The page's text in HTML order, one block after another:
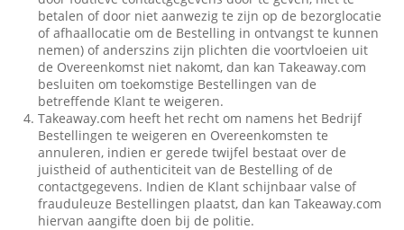
betalen of door niet aanwezig te zijn op de bezorglocatie
of afhaallocatie om de Bestelling in ontvangst te kunnen
nemen) of anderszins zijn plichten die voortvloeien uit
de Overeenkomst niet nakomt, dan kan Takeaway.com
besluiten om toekomstige Bestellingen van de
betreffende Klant te weigeren.
Takeaway.com heeft het recht om namens het Bedrijf
Bestellingen te weigeren en Overeenkomsten te
annuleren, indien er gerede twijfel bestaat over de
juistheid of authenticiteit van de Bestelling of de
contactgegevens. Indien de Klant schijnbaar valse of
frauduleuze Bestellingen plaatst, dan kan Takeaway.com
hiervan aangifte doen bij de politie.